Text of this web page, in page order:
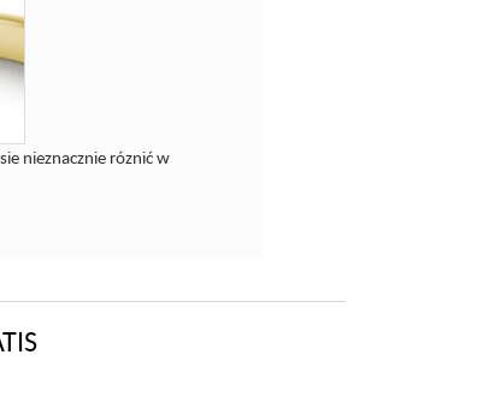
nieznacznie róznić w